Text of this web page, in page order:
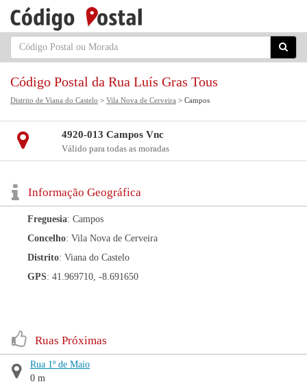
Código Postal da Rua Luís Gras Tous
Distrito de Viana do Castelo > Vila Nova de Cerveira > Campos
4920-013 Campos Vnc
Válido para todas as moradas
Informação Geográfica
Freguesia: Campos
Concelho: Vila Nova de Cerveira
Distrito: Viana do Castelo
GPS: 41.969710, -8.691650
Ruas Próximas
Rua 1º de Maio
0 m